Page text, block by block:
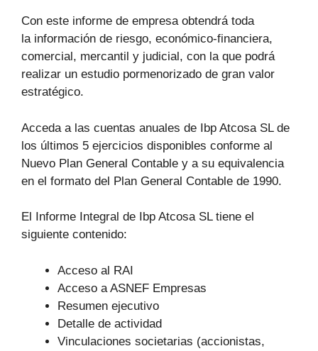
Con este informe de empresa obtendrá toda
la información de riesgo, económico-financiera,
comercial, mercantil y judicial, con la que podrá
realizar un estudio pormenorizado de gran valor
estratégico.
Acceda a las cuentas anuales de Ibp Atcosa SL de
los últimos 5 ejercicios disponibles conforme al
Nuevo Plan General Contable y a su equivalencia
en el formato del Plan General Contable de 1990.
El Informe Integral de Ibp Atcosa SL tiene el
siguiente contenido:
Acceso al RAI
Acceso a ASNEF Empresas
Resumen ejecutivo
Detalle de actividad
Vinculaciones societarias (accionistas,